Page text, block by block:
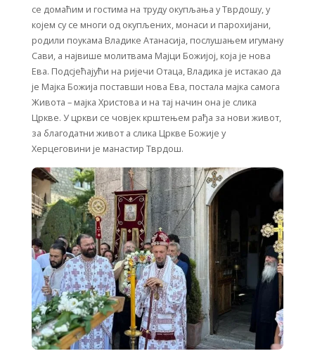
се домаћим и гостима на труду окупљања у Тврдошу, у
којем су се многи од окупљених, монаси и парохијани,
родили поукама Владике Атанасија, послушањем игуману
Сави, а највише молитвама Мајци Божијој, која је нова
Ева. Подсјећајући на ријечи Отаца, Владика је истакао да
је Мајка Божија поставши нова Ева, постала мајка самога
Живота – мајка Христова и на тај начин она је слика
Цркве. У цркви се човјек крштењем рађа за нови живот,
за благодатни живот а слика Цркве Божије у
Херцеговини је манастир Тврдош.